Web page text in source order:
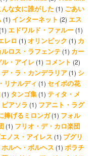
んな女に誰がした (1) ごあい
(1) インターネット (2) エス
(1) エドワルド・ファルー (1)
レロ (1)オリンピック (1) カ
ルロス・ラフェンテ (1) カー
・アイレ (1) コメント (2)
・ラ・カンデラリア (1) シ
リナルディ (1)セイボの花
(1) タンゴ集 (1)ティタ・メ
ピアソラ (1) フアニト・ラグ
捧げるミロンガ(1) フォル
(1) フリオ・デ・カロ楽団
ノス・アイレス (1) プグリ
ホルヘ・ボルヘス (1) ボラチ